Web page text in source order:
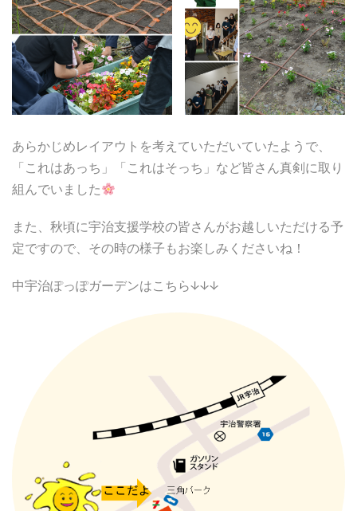
あらかじめレイアウトを考えていただいていたようで、
「これはあっち」「これはそっち」など皆さん真剣に取り
組んでいました
また、秋頃に宇治支援学校の皆さんがお越しいただける予
定ですので、その時の様子もお楽しみくださいね！
中宇治ぽっぽガーデンはこちら↓↓↓